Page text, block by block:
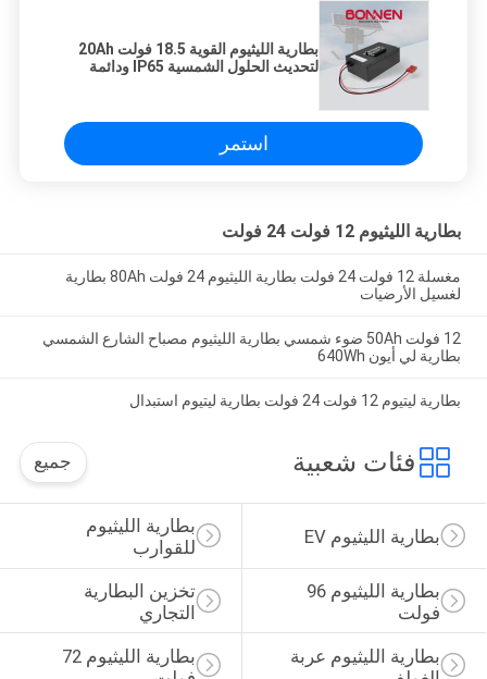
بطارية الليثيوم القوية 18.5 فولت 20Ah
لتحديث الحلول الشمسية IP65 ودائمة
استمر
بطارية الليثيوم 12 فولت 24 فولت
مغسلة 12 فولت 24 فولت بطارية الليثيوم 24 فولت 80Ah بطارية
لغسيل الأرضيات
12 فولت 50Ah ضوء شمسي بطارية الليثيوم مصباح الشارع الشمسي
بطارية لي أيون 640Wh
بطارية ليتيوم 12 فولت 24 فولت بطارية ليتيوم استبدال
فئات شعبية جميع
بطارية الليثيوم
للقوارب
بطارية الليثيوم EV
تخزين البطارية
التجاري
فولت
بطارية الليثيوم عربة